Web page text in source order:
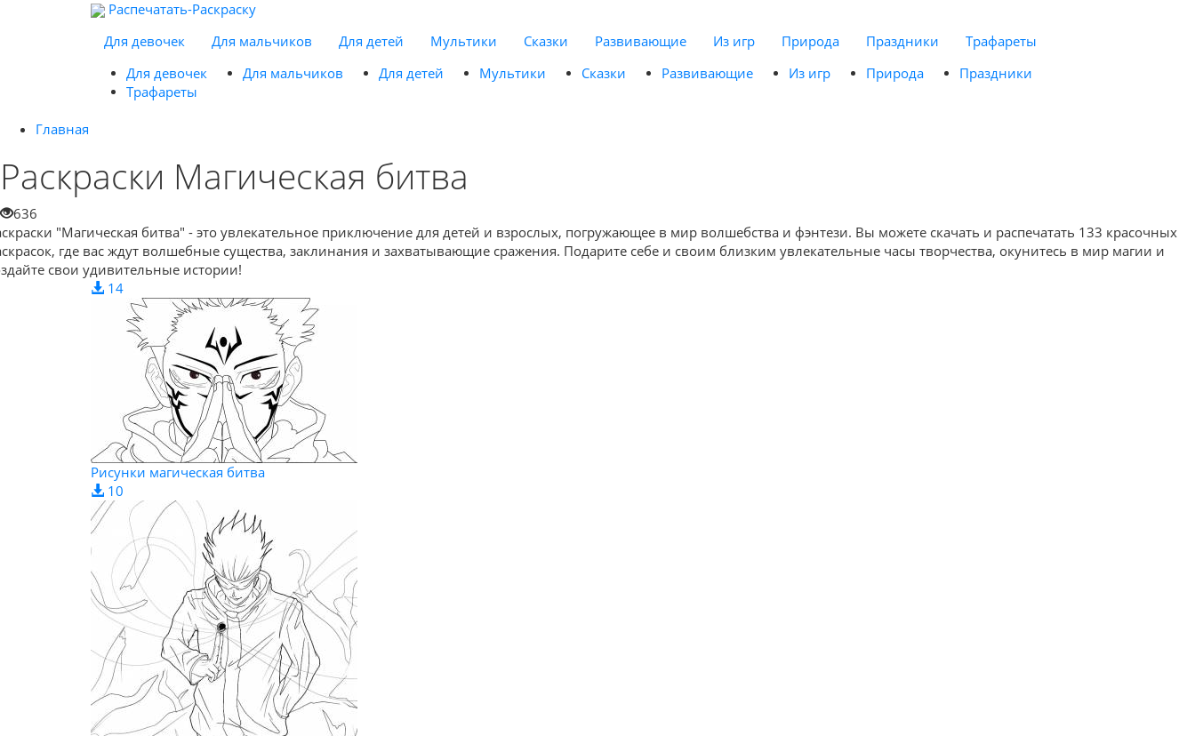
Распечатать-Раскраску
Для девочек
Для мальчиков Для детей Мультики Сказки Развивающие Из игр Природа Праздники
Трафареты
Для девочек
Для мальчиков Для детей Мультики Сказки Развивающие Из игр Природа
Праздники
Трафареты
Главная
Раскраски Магическая битва
636
"Магическая битва" - это увлекательное приключение для детей и взрослых, погружающее в мир волшебства и фэнтези. Вы можете скачать и распечатать 133 красочных
где вас ждут волшебные существа, заклинания и захватывающие сражения. Подарите себе и своим близким увлекательные часы творчества, окунитесь в мир магии и
свои удивительные истории!
14
Рисунки магическая битва
10